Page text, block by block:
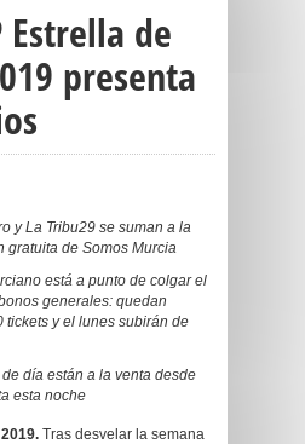
Estrella de
presenta
y La Tribu29 se suman a la
gratuita de Somos Murcia
está a punto de colgar el
generales: quedan
tickets y el lunes subirán de
día están a la venta desde
esta noche
Tras desvelar la semana